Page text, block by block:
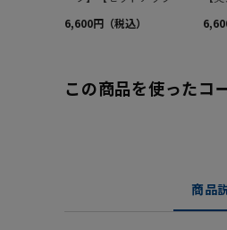
この商品を使ったコ
商品